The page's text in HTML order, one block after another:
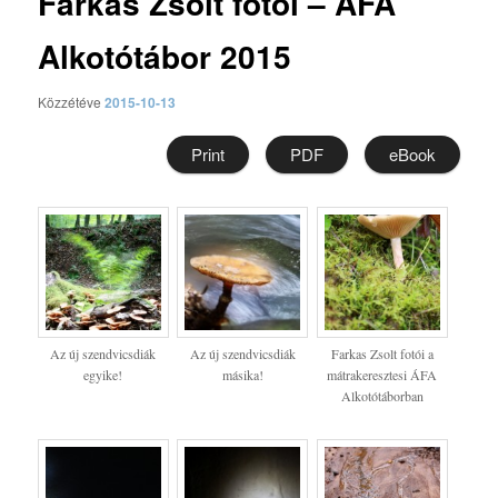
Alkotótábor 2015
Közzétéve2015-10-13
Print PDF eBook
Az új szendvicsdiák
egyike!
Az új szendvicsdiák
másika!
Farkas Zsolt fotói a
mátrakeresztesi ÁFA
Alkotótáborban